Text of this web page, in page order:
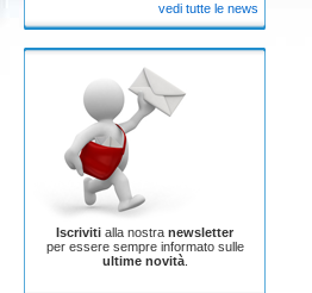
vedi tutte le news
Iscriviti alla nostra newsletter
per essere sempre informato sulle
ultime novità.